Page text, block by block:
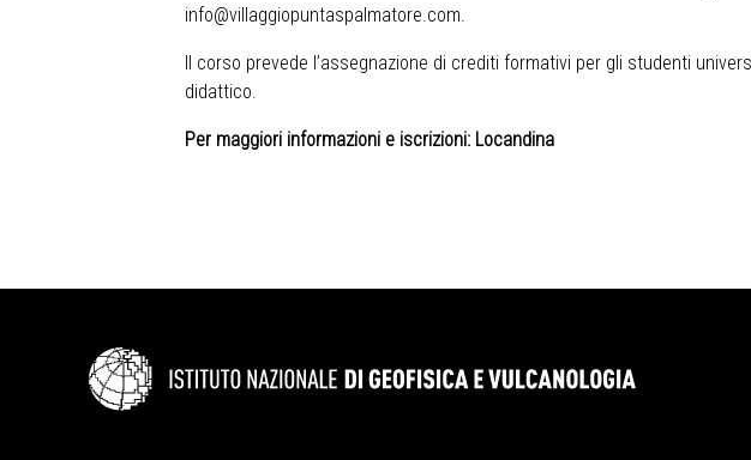
info@villaggiopuntaspalmatore.com.
Il corso prevede l’assegnazione di crediti formativi per gli studenti
didattico.
Per maggiori informazioni e iscrizioni: Locandina